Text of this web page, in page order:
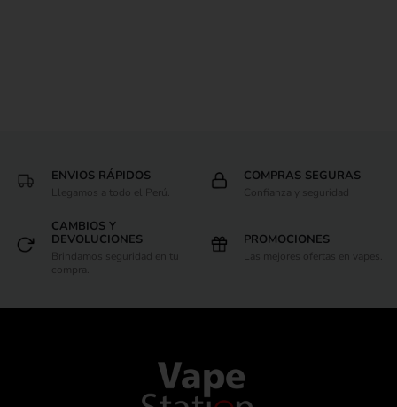
ENVIOS RÁPIDOS
Llegamos a todo el Perú.
COMPRAS SEGURAS
Confianza y seguridad
CAMBIOS Y
DEVOLUCIONES
Brindamos seguridad en tu
compra.
PROMOCIONES
Las mejores ofertas en vapes.